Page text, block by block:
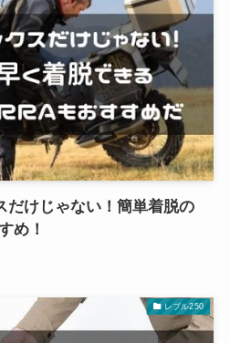
だけじゃない！簡単着脱の
め！
レブル250